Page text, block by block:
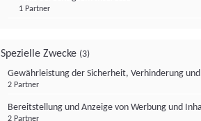
1 Partner
Spezielle Zwecke (3)
Gewährleistung der Sicherheit, Verhinderung
2 Partner
Bereitstellung und Anzeige von Werbung und
2 Partner